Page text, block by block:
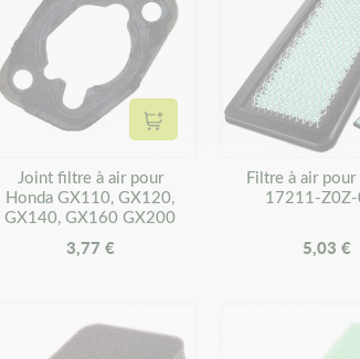
Ajouter au panier
Joint filtre à air pour
Honda GX110, GX120,
GX140, GX160 GX200
3,77 €
Filtre à air pour
17211-
5,03 €